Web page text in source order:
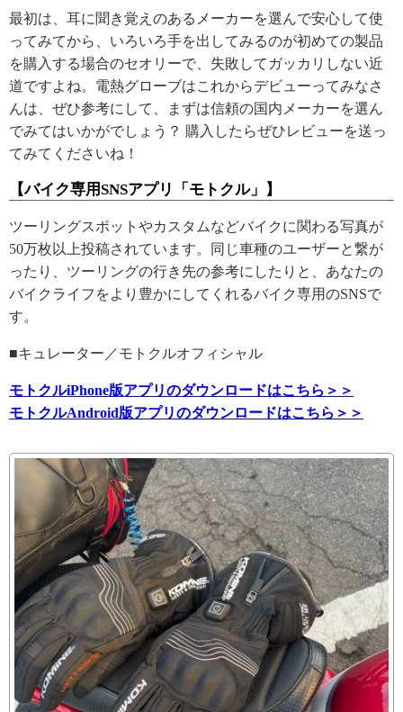
最初は、耳に聞き覚えのあるメーカーを選んで安心して使
ってみてから、いろいろ手を出してみるのが初めての製品
を購入する場合のセオリーで、失敗してガッカリしない近
道ですよね。電熱グローブはこれからデビューってみなさ
んは、ぜひ参考にして、まずは信頼の国内メーカーを選ん
でみてはいかがでしょう？ 購入したらぜひレビューを送っ
てみてくださいね！
【バイク専用SNSアプリ「モトクル」】
ツーリングスポットやカスタムなどバイクに関わる写真が
50万枚以上投稿されています。同じ車種のユーザーと繋が
ったり、ツーリングの行き先の参考にしたりと、あなたの
バイクライフをより豊かにしてくれるバイク専用のSNSで
す。
■キュレーター／モトクルオフィシャル
モトクルiPhone版アプリのダウンロードはこちら＞＞
モトクルAndroid版アプリのダウンロードはこちら＞＞